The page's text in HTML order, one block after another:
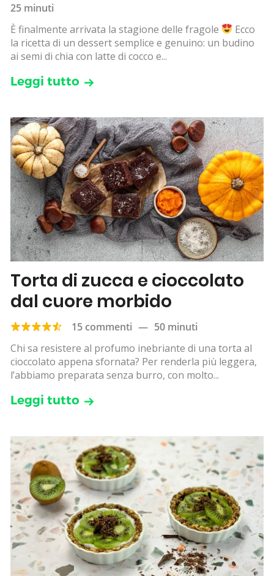
25 minuti
È finalmente arrivata la stagione delle fragole
Ecco
la ricetta di un dessert semplice e genuino: un budino
ai semi di chia con latte di cocco e...
Leggi tutto
Torta di zucca e cioccolato
dal cuore morbido
15 commenti — 50 minuti
Chi sa resistere al profumo inebriante di una torta al
cioccolato appena sfornata? Per renderla più leggera,
l’abbiamo preparata senza burro, con molto...
Leggi tutto